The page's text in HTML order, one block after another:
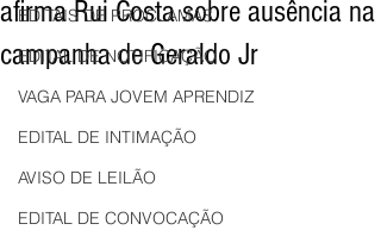
EDITAIS DE PROCLAMAS
EDITAL DE NOTIFICAÇÃO
VAGA PARA JOVEM APRENDIZ
EDITAL DE INTIMAÇÃO
AVISO DE LEILÃO
EDITAL DE CONVOCAÇÃO
afirma Rui Costa sobre ausência na
campanha de Geraldo Jr